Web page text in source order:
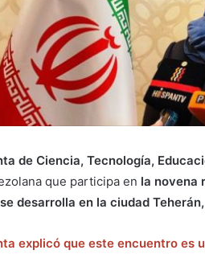
de Ciencia, Tecnología,
que participa en la novena
desarrolla en la ciudad
explicó que este encuentro es